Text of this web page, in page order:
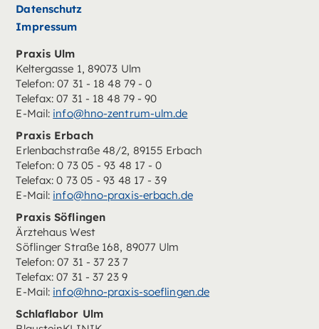
Praxis Ulm
Keltergasse 1, 89073 Ulm
Telefon: 07 31 - 18 48 79 - 0
Telefax: 07 31 - 18 48 79 - 90
E-Mail: info@hno-zentrum-ulm.de
Praxis Erbach
Erlenbachstraße 48/2, 89155 Erbach
Telefon: 0 73 05 - 93 48 17 - 0
Telefax: 0 73 05 - 93 48 17 - 39
E-Mail: info@hno-praxis-erbach.de
Praxis Söflingen
Ärztehaus West
Söflinger Straße 168, 89077 Ulm
Telefon: 07 31 - 37 23 7
Telefax: 07 31 - 37 23 9
E-Mail: info@hno-praxis-soeflingen.de
Schlaflabor Ulm
Datenschutz
Impressum